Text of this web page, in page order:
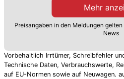
Mehr
Preisangaben in den Meldungen
News
Vorbehaltlich Irrtümer, Schreibfehler
Technische Daten, Verbrauchswerte,
auf EU-Normen sowie auf Neuwagen.